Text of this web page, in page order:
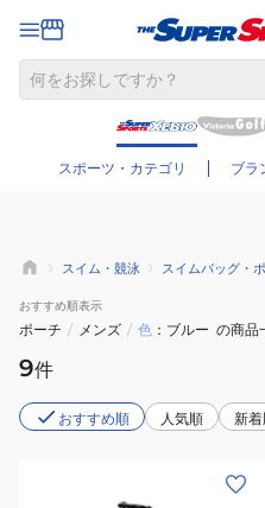
スポーツ・カテゴリ ブラ
さら
スイム・競泳 スイムバッグ・
おすすめ順表示
ポーチ / メンズ / 色 ブルー の商品
9件
おすすめ順 人気順 新